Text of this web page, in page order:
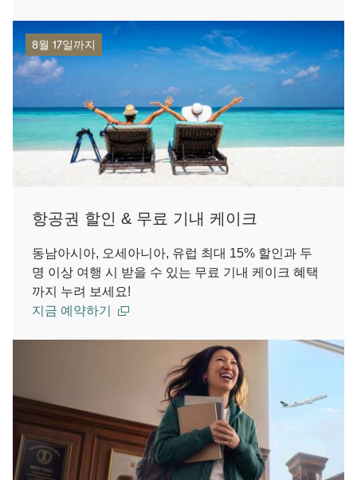
8월 17일까지
항공권 할인 & 무료 기내 케이크
동남아시아, 오세아니아, 유럽 최대 15% 할인과 두
명 이상 여행 시 받을 수 있는 무료 기내 케이크 혜택
까지 누려 보세요!
지금 예약하기